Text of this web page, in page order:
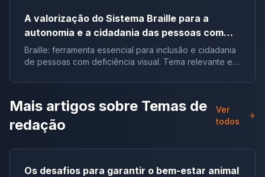
A valorização do Sistema Braille para a
autonomia e a cidadania das pessoas com
deficiência visual no Brasil |Tema de redação
Braille: ferramenta essencial para inclusão e cidadania
de pessoas com deficiência visual. Tema relevante em
Mais artigos sobre Temas de
redação
Ver
todos
Os desafios para garantir o bem-estar animal